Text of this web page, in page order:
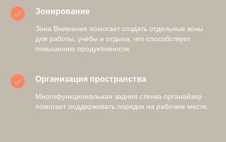
Зонирование
Зона Внимания помогает создать отдельные зоны
для работы, учёбы и отдыха, что способствует
повышению продуктивности.
Организация пространства
Многофункциональная задняя стенка-органайзер
помогает поддерживать порядок на рабочем месте.